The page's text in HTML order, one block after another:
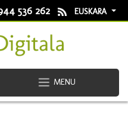
536 262 EUSKARA
MENU